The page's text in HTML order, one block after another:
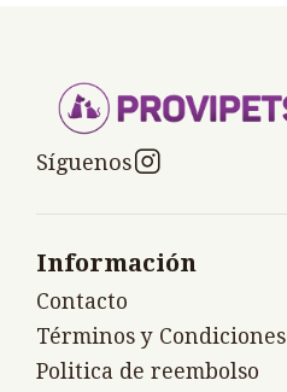
Síguenos
Información
Contacto
Términos y Condiciones
Politica de reembolso